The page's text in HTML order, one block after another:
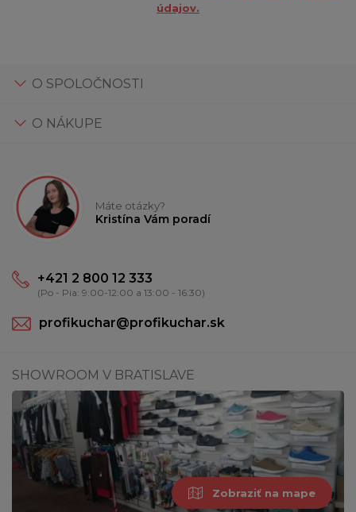
údajov.
O SPOLOČNOSTI
O NÁKUPE
Máte otázky?
Kristína Vám poradí
+421 2 800 12 333
(Po - Pia: 9:00-12:00 a 13:00 - 16:30)
profikuchar@profikuchar.sk
SHOWROOM V BRATISLAVE
Zobraziť na mape